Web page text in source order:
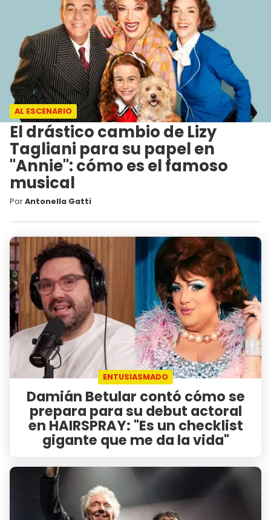
AL ESCENARIO
El drástico cambio de Lizy
Tagliani para su papel en
"Annie": cómo es el famoso
musical
PorAntonella Gatti
ENTUSIASMADO
Damián Betular contó cómo se
prepara para su debut actoral
en HAIRSPRAY: "Es un checklist
gigante que me da la vida"